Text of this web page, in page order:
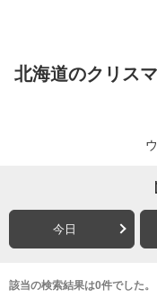
北海道のクリス
今日
該当の検索結果は0件でした。